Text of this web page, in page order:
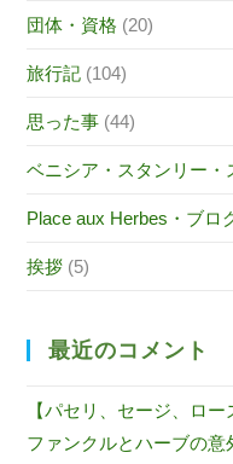
団体・資格 (20)
旅行記 (104)
思った事 (44)
ベニシア・スタンリー・
Place aux Herbes・ブロ
挨拶 (5)
最近のコメント
【パセリ、セージ、ロ
ファンクルとハーブの意